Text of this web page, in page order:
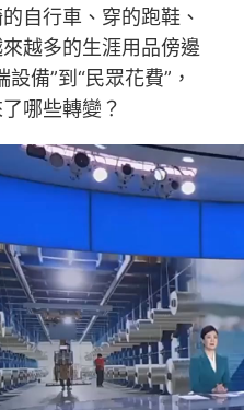
自行車、穿的跑鞋、
越多的生涯用品傍邊
備”到“民眾花費”，
哪些轉變？